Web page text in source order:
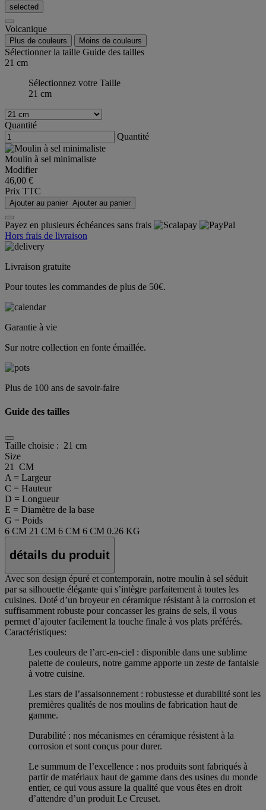
selected
Volcanique
Plus de couleurs Moins de couleurs
Sélectionner la taille Guide des tailles
21 cm
Sélectionnez votre Taille
21 cm
Quantité
Quantité
Moulin à sel minimaliste
Modifier
46,00 €
Prix TTC
Ajouter au panier Ajouter au panier
Payez en plusieurs échéances sans frais
Hors frais de livraison
Livraison gratuite
Pour toutes les commandes de plus de 50€.
Garantie à vie
Sur notre collection en fonte émaillée.
Plus de 100 ans de savoir-faire
Guide des tailles
Taille choisie : 21 cm
Size
21 CM
A = Largeur
C = Hauteur
D = Longueur
E = Diamètre de la base
G = Poids
6 CM 21 CM 6 CM 6 CM 0.26 KG
détails du produit
Avec son design épuré et contemporain, notre moulin à sel séduit
par sa silhouette élégante qui s’intègre parfaitement à toutes les
cuisines. Doté d’un broyeur en céramique résistant à la corrosion et
suffisamment robuste pour concasser les grains de sels, il vous
permet d’ajouter facilement la touche finale à vos plats préférés.
Caractéristiques:
Les couleurs de l’arc-en-ciel : disponible dans une sublime
palette de couleurs, notre gamme apporte un zeste de fantaisie
à votre cuisine.
Les stars de l’assaisonnement : robustesse et durabilité sont les
premières qualités de nos moulins de fabrication haut de
gamme.
Durabilité : nos mécanismes en céramique résistent à la
corrosion et sont conçus pour durer.
Le summum de l’excellence : nos produits sont fabriqués à
partir de matériaux haut de gamme dans des usines du monde
entier, ce qui vous assure la qualité que vous êtes en droit
d’attendre d’un produit Le Creuset.